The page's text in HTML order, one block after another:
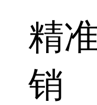
精
销